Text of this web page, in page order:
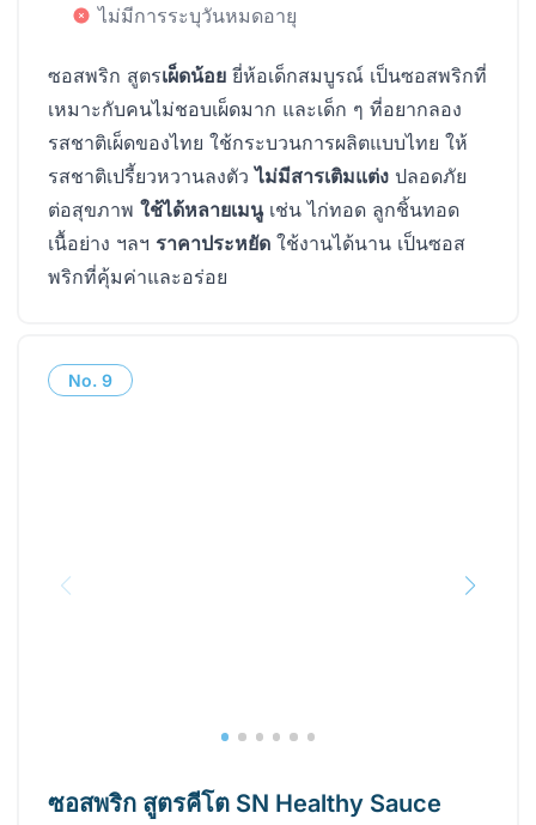
ไม่มีการระบุวันหมดอายุ
ซอสพริก สูตรเผ็ดน้อย ยี่ห้อเด็กสมบูรณ์ เป็นซอสพริกที่
เหมาะกับคนไม่ชอบเผ็ดมาก และเด็ก ๆ ที่อยากลอง
รสชาติเผ็ดของไทย ใช้กระบวนการผลิตแบบไทย ให้
รสชาติเปรี้ยวหวานลงตัวไม่มีสารเติมแต่ง ปลอดภัย
ต่อสุขภาพ ใช้ได้หลายเมนูเช่น ไก่ทอด ลูกชิ้นทอด
เนื้อย่าง ฯลฯ ราคาประหยัด ใช้งานได้นาน เป็นซอส
พริกที่คุ้มค่าและอร่อย
No. 9
ซอสพริก สูตรคีโต SN Healthy Sauce